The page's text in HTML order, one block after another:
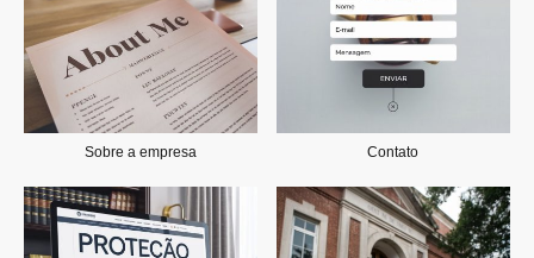
Sobre a empresa Contato